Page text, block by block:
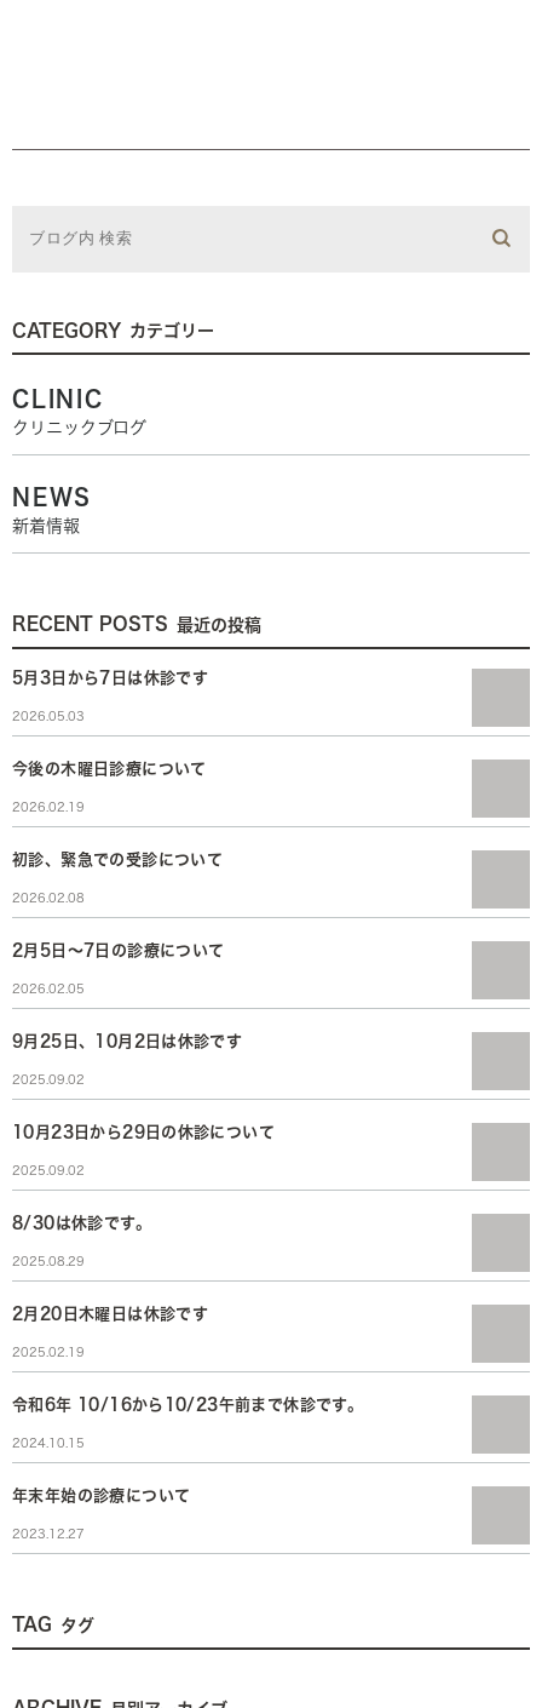
CATEGORY カテゴリー
CLINIC
クリニックブログ
NEWS
新着情報
RECENT POSTS 最近の投稿
5月3日から7日は休診です
2026.05.03
今後の木曜日診療について
2026.02.19
初診、緊急での受診について
2026.02.08
2月5日～7日の診療について
2026.02.05
9月25日、10月2日は休診です
2025.09.02
10月23日から29日の休診について
2025.09.02
8/30は休診です。
2025.08.29
2月20日木曜日は休診です
2025.02.19
令和6年 10/16から10/23午前まで休診です。
2024.10.15
年末年始の診療について
2023.12.27
TAG タグ